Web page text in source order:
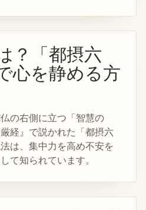
？「都摂六
心を静める方
の右側に立つ「智慧の
経』で説かれた「都摂六
は、集中力を高め不安を
て知られています。